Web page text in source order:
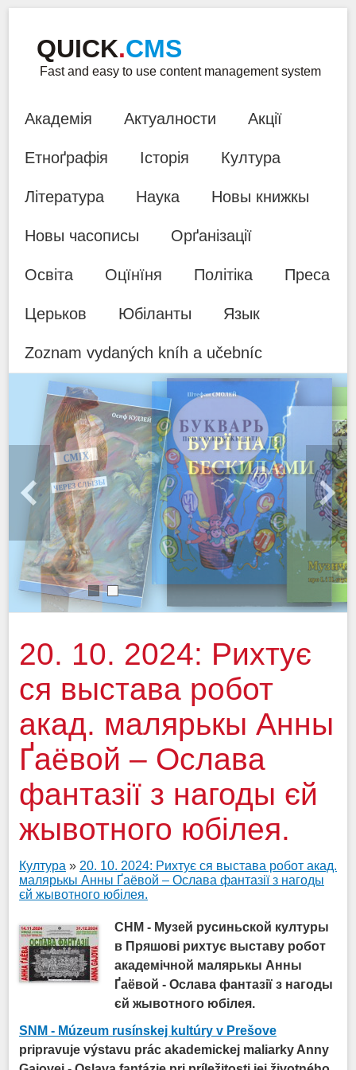
QUICK.CMS
Fast and easy to use content management system
Академія Актуалности Акції
Етноґрафія Історія Култура
Література Наука Новы книжкы
Новы часописы Орґанізації
Освіта Оцїнїня Політіка Преса
Церьков Юбіланты Язык
Zoznam vydaných kníh a učebníc
1 2
20. 10. 2024: Рихтує
ся выстава робот
акад. малярькы Анны
Ґаёвой – Ослава
фантазії з нагоды єй
жывотного юбілея.
Култура » 20. 10. 2024: Рихтує ся выстава робот акад.
малярькы Анны Ґаёвой – Ослава фантазії з нагоды
єй жывотного юбілея.
СНМ - Музей русиньской културы
в Пряшові рихтує выставу робот
академічной малярькы Анны
Ґаёвой - Ослава фантазії з нагоды
єй жывотного юбілея.
SNM - Múzeum rusínskej kultúry v Prešove
pripravuje výstavu prác akademickej maliarky Anny